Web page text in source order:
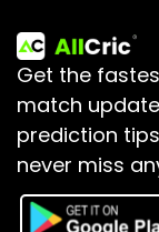
Get the
match
prediction
never miss